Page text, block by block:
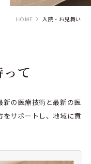
HOME 入院・お見舞い
て
新の医療技術と最新の医
をサポートし、地域に貢